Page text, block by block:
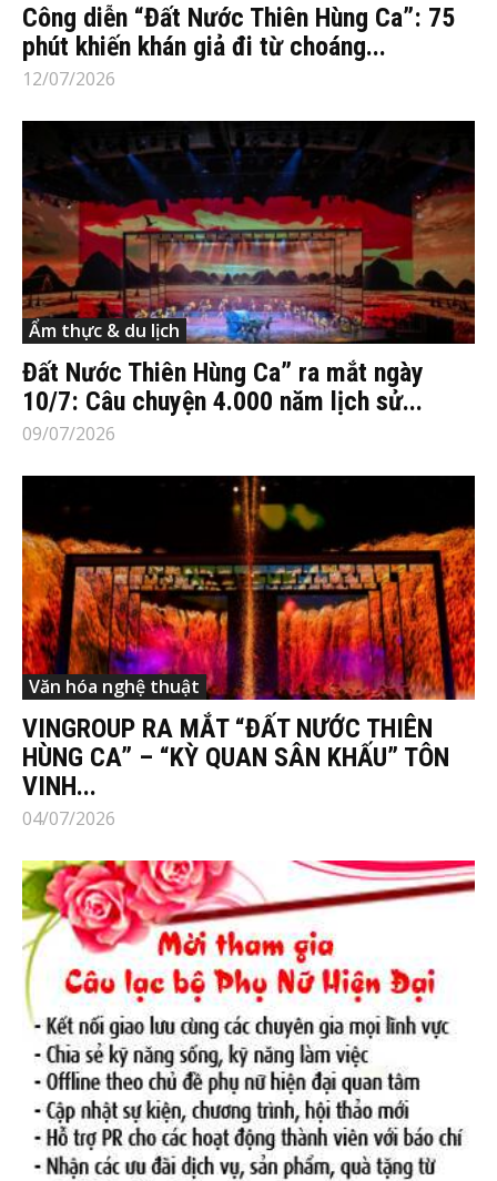
Công diễn “Đất Nước Thiên Hùng Ca”: 75
phút khiến khán giả đi từ choáng...
12/07/2026
Ẩm thực & du lịch
Đất Nước Thiên Hùng Ca” ra mắt ngày
10/7: Câu chuyện 4.000 năm lịch sử...
09/07/2026
Văn hóa nghệ thuật
VINGROUP RA MẮT “ĐẤT NƯỚC THIÊN
HÙNG CA” – “KỲ QUAN SÂN KHẤU” TÔN
VINH...
04/07/2026